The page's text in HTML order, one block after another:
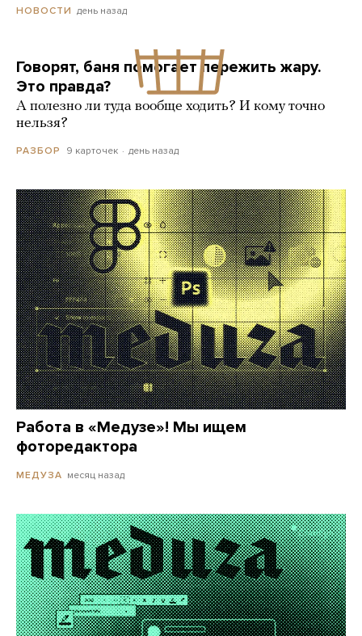
НОВОСТИ день назад
Говорят, баня помогает пережить жару.
Это правда?
А полезно ли туда вообще ходить? И кому точно
нельзя?
РАЗБОР 9 карточек день назад
Работа в «Медузе»! Мы ищем
фоторедактора
МЕДУЗА месяц назад